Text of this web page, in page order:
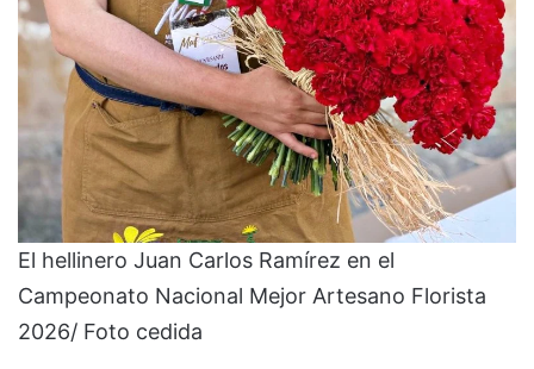
El hellinero Juan Carlos Ramírez en el
Campeonato Nacional Mejor Artesano Florista
2026/ Foto cedida